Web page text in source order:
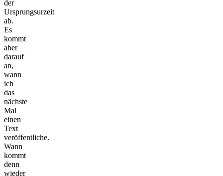
der
Ursprungsurzeit
ab.
Es
kommt
aber
darauf
an,
wann
ich
das
nächste
Mal
einen
Text
veröffentliche.
Wann
kommt
denn
wieder